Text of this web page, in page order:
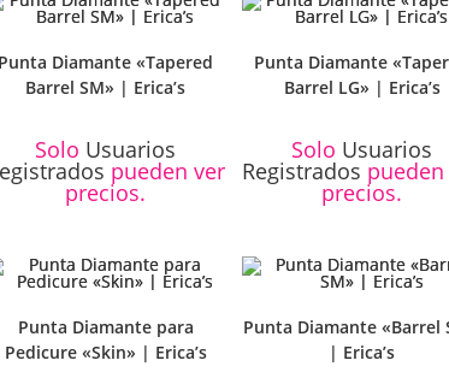
Diamante «Tapered
Barrel SM» | Erica’s
Solo Usuarios
pueden ver
precios.
Punta Diamante
Barrel LG» | Erica’s
Solo Usuarios
Registrados
precios.
Punta Diamante para
Pedicure «Skin» | Erica’s
Punta Diamante «Barrel
| Erica’s